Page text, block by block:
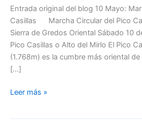
Entrada original del blog 10 Mayo:
Casillas Marcha Circular del Pico
Sierra de Gredos Oriental Sábado 10
Pico Casillas o Alto del Mirlo El Pico
(1.768m) es la cumbre más oriental
[…]
10
Leer más »